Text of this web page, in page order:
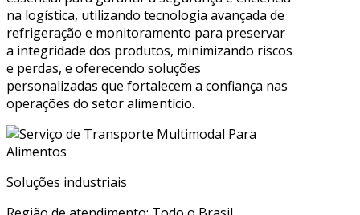
na logística, utilizando tecnologia avançada de
refrigeração e monitoramento para preservar
a integridade dos produtos, minimizando riscos
e perdas, e oferecendo soluções
personalizadas que fortalecem a confiança nas
operações do setor alimentício.
Soluções industriais